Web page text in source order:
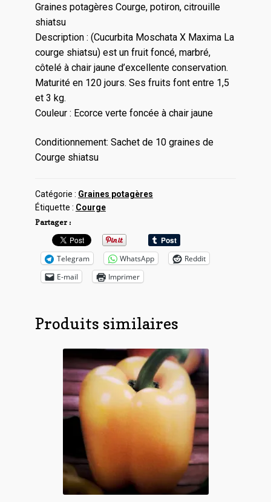
Graines potagères Courge, potiron, citrouille
shiatsu
Description : (Cucurbita Moschata X Maxima La
courge shiatsu) est un fruit foncé, marbré,
côtelé à chair jaune d’excellente conservation.
Maturité en 120 jours. Ses fruits font entre 1,5
et 3 kg.
Couleur : Ecorce verte foncée à chair jaune
Conditionnement: Sachet de 10 graines de
Courge shiatsu
Catégorie : Graines potagères
Étiquette : Courge
Partager :
Telegram WhatsApp
Reddit
E-mail
Imprimer
Produits similaires